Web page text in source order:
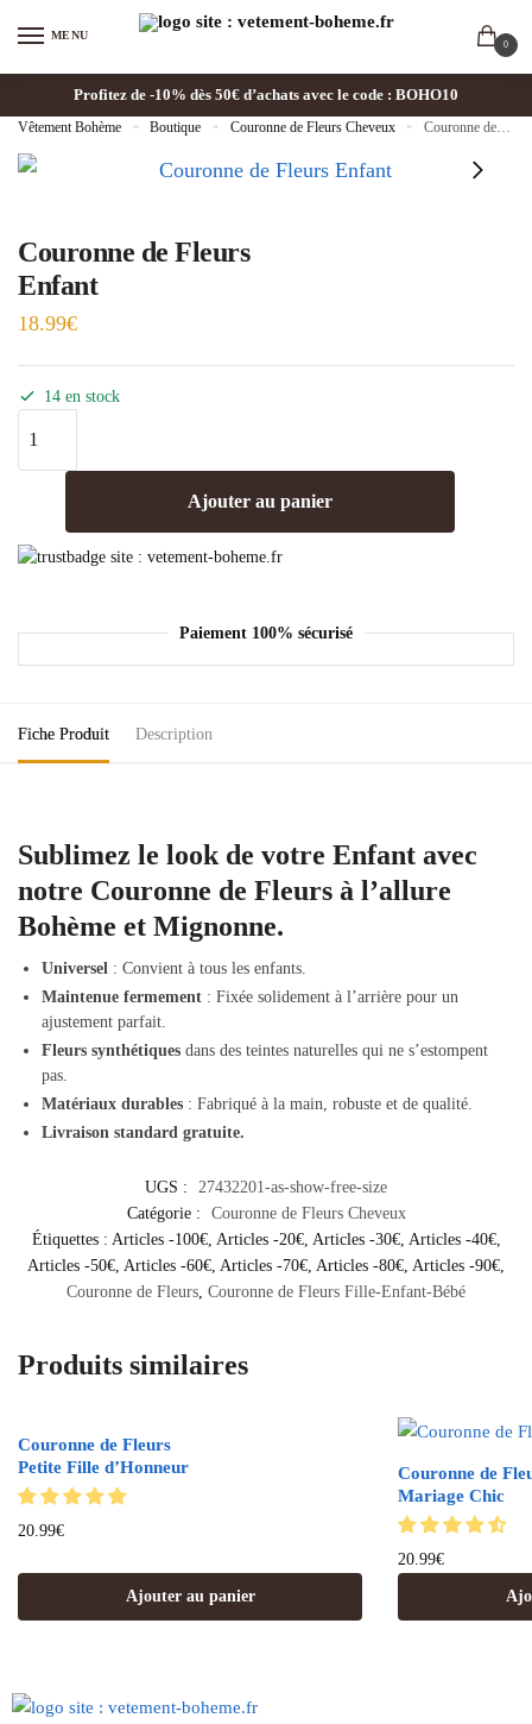
MENU
0
Profitez de -10% dès 50€ d’achats avec le code : BOHO10
Vêtement Bohème » Boutique » Couronne de Fleurs Cheveux » Couronne de Fleurs Enfant
Couronne de Fleurs
Enfant
18.99€
14 en stock
Ajouter au panier
Paiement 100% sécurisé
Fiche Produit Description
Sublimez le look de votre Enfant avec
notre Couronne de Fleurs à l’allure
Bohème et Mignonne.
Universel : Convient à tous les enfants.
Maintenue fermement : Fixée solidement à l’arrière pour un
ajustement parfait.
Fleurs synthétiques dans des teintes naturelles qui ne s’estompent
pas.
Matériaux durables : Fabriqué à la main, robuste et de qualité.
Livraison standard gratuite.
UGS :
27432201-as-show-free-size
Catégorie :
Couronne de Fleurs Cheveux
Étiquettes : Articles -100€, Articles -20€, Articles -30€, Articles -40€,
Articles -50€, Articles -60€, Articles -70€, Articles -80€, Articles -90€,
Couronne de Fleurs, Couronne de Fleurs Fille-Enfant-Bébé
Produits similaires
Couronne de Fleurs
Petite Fille d’Honneur
20.99€
Ajouter au panier
Couronne de
Mariage Chic
20.99€